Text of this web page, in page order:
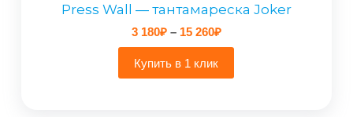
Press Wall — тантамареска Joker
3 180₽ – 15 260₽Диапазон
цен:
180₽
Купить в 1 клик